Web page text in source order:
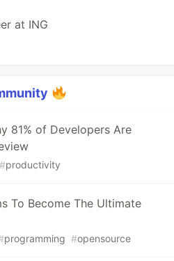
at ING
81% of Developers Are
#productivity
To Become The Ultimate
programming #opensource